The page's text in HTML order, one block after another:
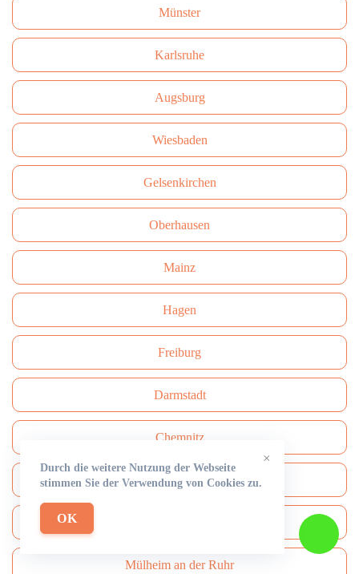
Münster
Karlsruhe
Augsburg
Wiesbaden
Gelsenkirchen
Oberhausen
Mainz
Hagen
Freiburg
Darmstadt
Сhemnitz
Aachen
Mülheim an der Ruhr
×
Durch die weitere Nutzung der Webseite
stimmen Sie der Verwendung von Cookies zu.
OK